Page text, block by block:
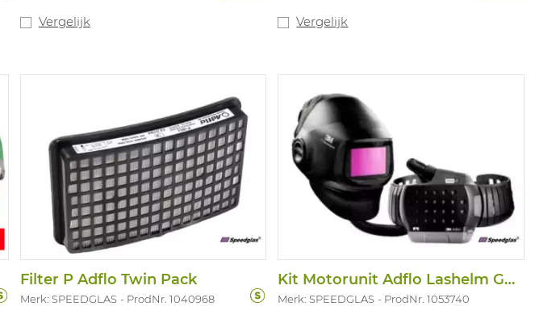
comfortabel neuskussentje. Voorzien
risico's. In overeenstemming met
Vergelijk
jaar.Vergelijk
Filter P Adflo Twin Pack
Merk: SPEEDGLAS ProdNr. 1040968
Kit Motorunit Adflo Lashelm G5-01VC
Merk: SPEEDGLAS ProdNr. 1053740